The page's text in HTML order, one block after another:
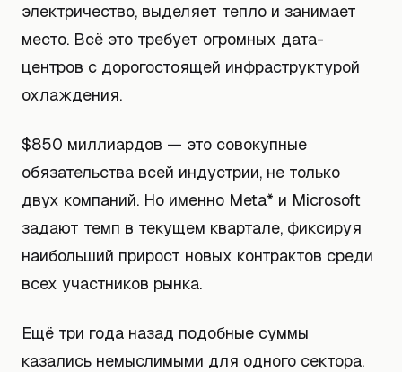
электричество, выделяет тепло и занимает
место. Всё это требует огромных дата-
центров с дорогостоящей инфраструктурой
охлаждения.
$850 миллиардов — это совокупные
обязательства всей индустрии, не только
двух компаний. Но именно Meta* и Microsoft
задают темп в текущем квартале, фиксируя
наибольший прирост новых контрактов среди
всех участников рынка.
Ещё три года назад подобные суммы
казались немыслимыми для одного сектора.